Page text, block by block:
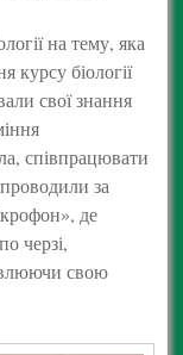
на тему, яка
курсу біології
свої знання
співпрацювати
за
де
черзі,
свою